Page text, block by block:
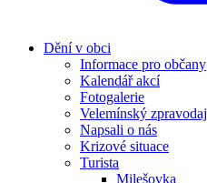
Dění v obci
Informace pro občany
Kalendář akcí
Fotogalerie
Velemínský zpravodaj
Napsali o nás
Krizové situace
Turista
Milešovka